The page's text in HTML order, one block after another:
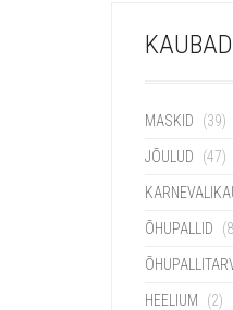
KAUBAD
MASKID (39)
JÕULUD (47)
ÕHUPALLID
HEELIUM (2)